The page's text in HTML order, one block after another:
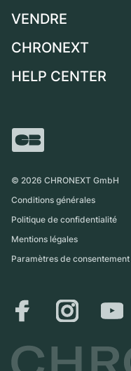
Suisse
France
International
Toutes les montres de luxe
Independent Brands
VENDRE
Vendre une montre
CHRONEXT
Qui sommes-nous ?
Magazine
HELP CENTER
Retrait sur place
© 2026 CHRONEXT GmbH
Conditions générales
Politique de confidentialité
Mentions légales
Paramètres de consentement